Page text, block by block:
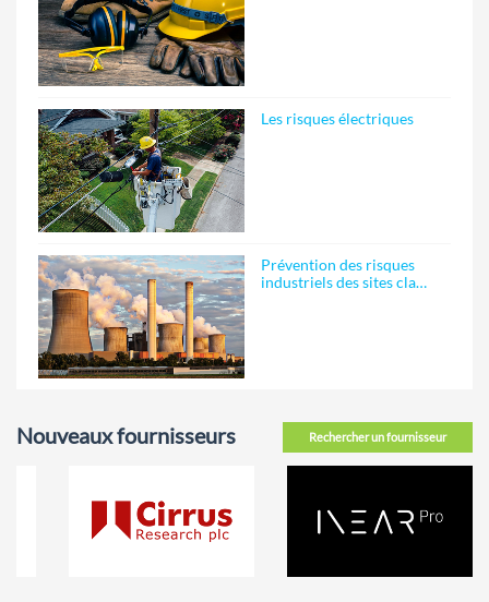
Les risques électriques
Prévention des risques
industriels des sites cla…
Rechercher un fournisseur
Nouveaux fournisseurs